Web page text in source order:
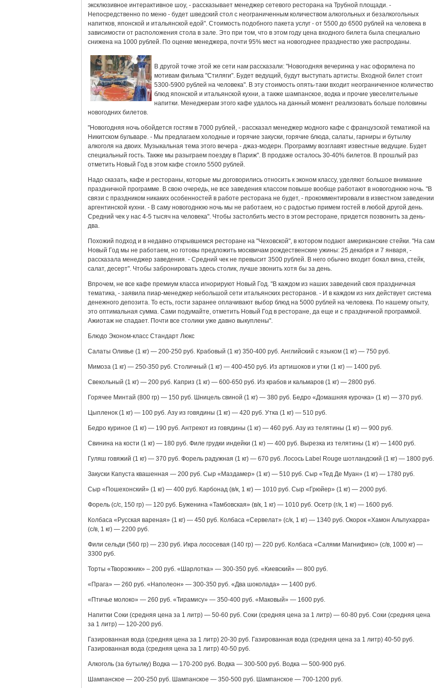
эксклюзивное интерактивное шоу, - рассказывает менеджер сетевого ресторана на Трубной площади. -
Непосредственно по меню - будет шведский стол с неограниченным количеством алкогольных и безалкогольных
напитков, японской и итальянской едой". Стоимость подобного пакета услуг - от 5500 до 6500 рублей на человека в
зависимости от расположения стола в зале. Это при том, что в этом году цена входного билета была специально
снижена на 1000 рублей. По оценке менеджера, почти 95% мест на новогоднее празднество уже распроданы.
В другой точке этой же сети нам рассказали: "Новогодняя вечеринка у нас оформлена по
мотивам фильма "Стиляги". Будет ведущий, будут выступать артисты. Входной билет стоит
5300-5900 рублей на человека". В эту стоимость опять-таки входит неограниченное количество
блюд японской и итальянской кухни, а также шампанское, водка и прочие увеселительные
напитки. Менеджерам этого кафе удалось на данный момент реализовать больше половины
новогодних билетов.
"Новогодняя ночь обойдется гостям в 7000 рублей, - рассказал менеджер модного кафе с французской тематикой на
Никитском бульваре. - Мы предлагаем холодные и горячие закуски, горячие блюда, салаты, гарниры и бутылку
алкоголя на двоих. Музыкальная тема этого вечера - джаз-модерн. Программу возглавят известные ведущие. Будет
специальный гость. Также мы разыграем поездку в Париж". В продаже осталось 30-40% билетов. В прошлый раз
отметить Новый Год в этом кафе стоило 5500 рублей.
Надо сказать, кафе и рестораны, которые мы договорились относить к эконом классу, уделяют большое внимание
праздничной программе. В свою очередь, не все заведения классом повыше вообще работают в новогоднюю ночь. "В
связи с праздником никаких особенностей в работе ресторана не будет, - прокомментировали в известном заведении
аргентинской кухни. - В саму новогоднюю ночь мы не работаем, но с радостью примем гостей в любой другой день.
Средний чек у нас 4-5 тысяч на человека". Чтобы застолбить место в этом ресторане, придется позвонить за день-
два.
Похожий подход и в недавно открывшемся ресторане на "Чеховской", в котором подают американские стейки. "На сам
Новый Год мы не работаем, но готовы предложить москвичам рождественские ужины: 25 декабря и 7 января, -
рассказала менеджер заведения. - Средний чек не превысит 3500 рублей. В него обычно входит бокал вина, стейк,
салат, десерт". Чтобы забронировать здесь столик, лучше звонить хотя бы за день.
Впрочем, не все кафе премиум класса игнорируют Новый Год. "В каждом из наших заведений своя праздничная
тематика, - заявила пиар-менеджер небольшой сети итальянских ресторанов. - И в каждом из них действует система
денежного депозита. То есть, гости заранее оплачивают выбор блюд на 5000 рублей на человека. По нашему опыту,
это оптимальная сумма. Сами подумайте, отметить Новый Год в ресторане, да еще и с праздничной программой.
Ажиотаж не спадает. Почти все столики уже давно выкуплены".
Блюдо Эконом-класс Стандарт Люкс
Салаты Оливье (1 кг) — 200-250 руб. Крабовый (1 кг) 350-400 руб. Английский с языком (1 кг) — 750 руб.
Мимоза (1 кг) — 250-350 руб. Столичный (1 кг) — 400-450 руб. Из артишоков и утки (1 кг) — 1400 руб.
Свекольный (1 кг) — 200 руб. Каприз (1 кг) — 600-650 руб. Из крабов и кальмаров (1 кг) — 2800 руб.
Горячее Минтай (800 гр) — 150 руб. Шницель свиной (1 кг) — 380 руб. Бедро «Домашняя курочка» (1 кг) — 370 руб.
Цыпленок (1 кг) — 100 руб. Азу из говядины (1 кг) — 420 руб. Утка (1 кг) — 510 руб.
Бедро куриное (1 кг) — 190 руб. Антрекот из говядины (1 кг) — 460 руб. Азу из телятины (1 кг) — 900 руб.
Свинина на кости (1 кг) — 180 руб. Филе грудки индейки (1 кг) — 400 руб. Вырезка из телятины (1 кг) — 1400 руб.
Гуляш говяжий (1 кг) — 370 руб. Форель радужная (1 кг) — 670 руб. Лосось Label Rouge шотландский (1 кг) — 1800 руб.
Закуски Капуста квашенная — 200 руб. Сыр «Маздамер» (1 кг) — 510 руб. Сыр «Тед Де Муан» (1 кг) — 1780 руб.
Сыр «Пошехонский» (1 кг) — 400 руб. Карбонад (в/к, 1 кг) — 1010 руб. Сыр «Грюйер» (1 кг) — 2000 руб.
Форель (с/с, 150 гр) — 120 руб. Буженина «Тамбовская» (в/к, 1 кг) — 1010 руб. Осетр (г/к, 1 кг) — 1600 руб.
Колбаса «Русская вареная» (1 кг) — 450 руб. Колбаса «Сервелат» (с/к, 1 кг) — 1340 руб. Окорок «Хамон Альпухарра»
(с/в, 1 кг) — 2200 руб.
Фили сельди (560 гр) — 230 руб. Икра лососевая (140 гр) — 220 руб. Колбаса «Салями Магнифико» (с/в, 1000 кг) —
3300 руб.
Торты «Творожник» – 200 руб. «Шарлотка» — 300-350 руб. «Киевский» — 800 руб.
«Прага» — 260 руб. «Наполеон» — 300-350 руб. «Два шоколада» — 1400 руб.
«Птичье молоко» — 260 руб. «Тирамису» — 350-400 руб. «Маковый» — 1600 руб.
Напитки Соки (средняя цена за 1 литр) — 50-60 руб. Соки (средняя цена за 1 литр) — 60-80 руб. Соки (средняя цена
за 1 литр) — 120-200 руб.
Газированная вода (средняя цена за 1 литр) 20-30 руб. Газированная вода (средняя цена за 1 литр) 40-50 руб.
Газированная вода (средняя цена за 1 литр) 40-50 руб.
Алкоголь (за бутылку) Водка — 170-200 руб. Водка — 300-500 руб. Водка — 500-900 руб.
Шампанское — 200-250 руб. Шампанское — 350-500 руб. Шампанское — 700-1200 руб.